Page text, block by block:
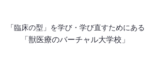
「臨床の型」を学び・学び直すためにある
​「獣医療のバーチャル大学校」